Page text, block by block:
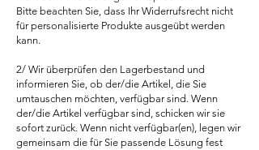
Bitte beachten Sie, dass Ihr Widerrufsrecht nicht
für personalisierte Produkte ausgeübt werden
kann.
2/ Wir überprüfen den Lagerbestand und
informieren Sie, ob der/die Artikel, die Sie
umtauschen möchten, verfügbar sind. Wenn
der/die Artikel verfügbar sind, schicken wir sie
sofort zurück. Wenn nicht verfügbar(en), legen wir
gemeinsam die für Sie passende Lösung fest